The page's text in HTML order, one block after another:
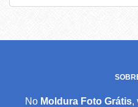
No Moldura Foto Grátis,